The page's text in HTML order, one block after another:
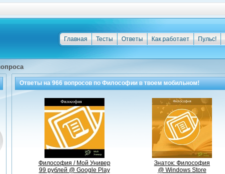
Пульс!
Как работает
Ответы
Тесты
Главная
Ответы на966вопросов поФилософиив твоем мобильном!
Философия / Мой Универ
99 рублей @ Google Play
Знаток: Философия
@ Windows Store